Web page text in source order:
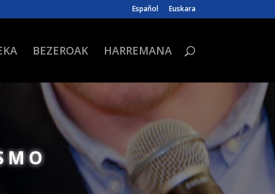
Español Euskara
BEZEROAK HARREMANA